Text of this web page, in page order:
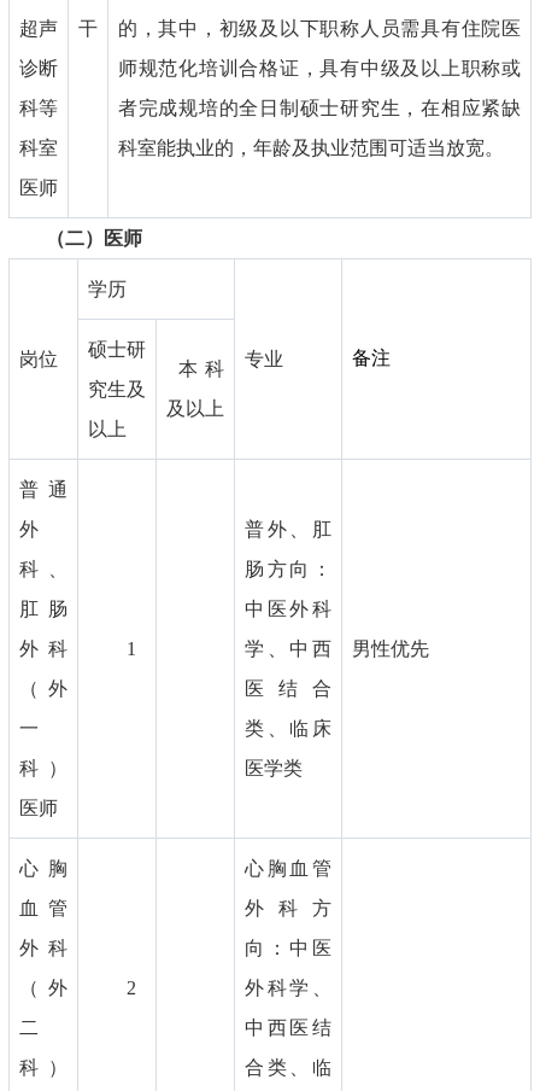
超声
诊断
科等
科室
医师
干
的，其中，初级及以下职称人员需具有住院医
师规范化培训合格证，具有中级及以上职称或
者完成规培的全日制硕士研究生，在相应紧缺
科室能执业的，年龄及执业范围可适当放宽。
（二）医师
岗位
学历
专业 备注
硕士研
究生及
以上
本科
及以上
普通
外
科、
肛肠
外科
（外
一
科）
医师
1
普外、肛
肠方向：
中医外科
学、中西
医结合
类、临床
医学类
男性优先
心胸
血管
外科
（外
二
科）
2
心胸血管
外科方
向：中医
外科学、
中西医结
合类、临